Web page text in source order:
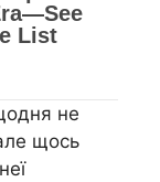
не
щось